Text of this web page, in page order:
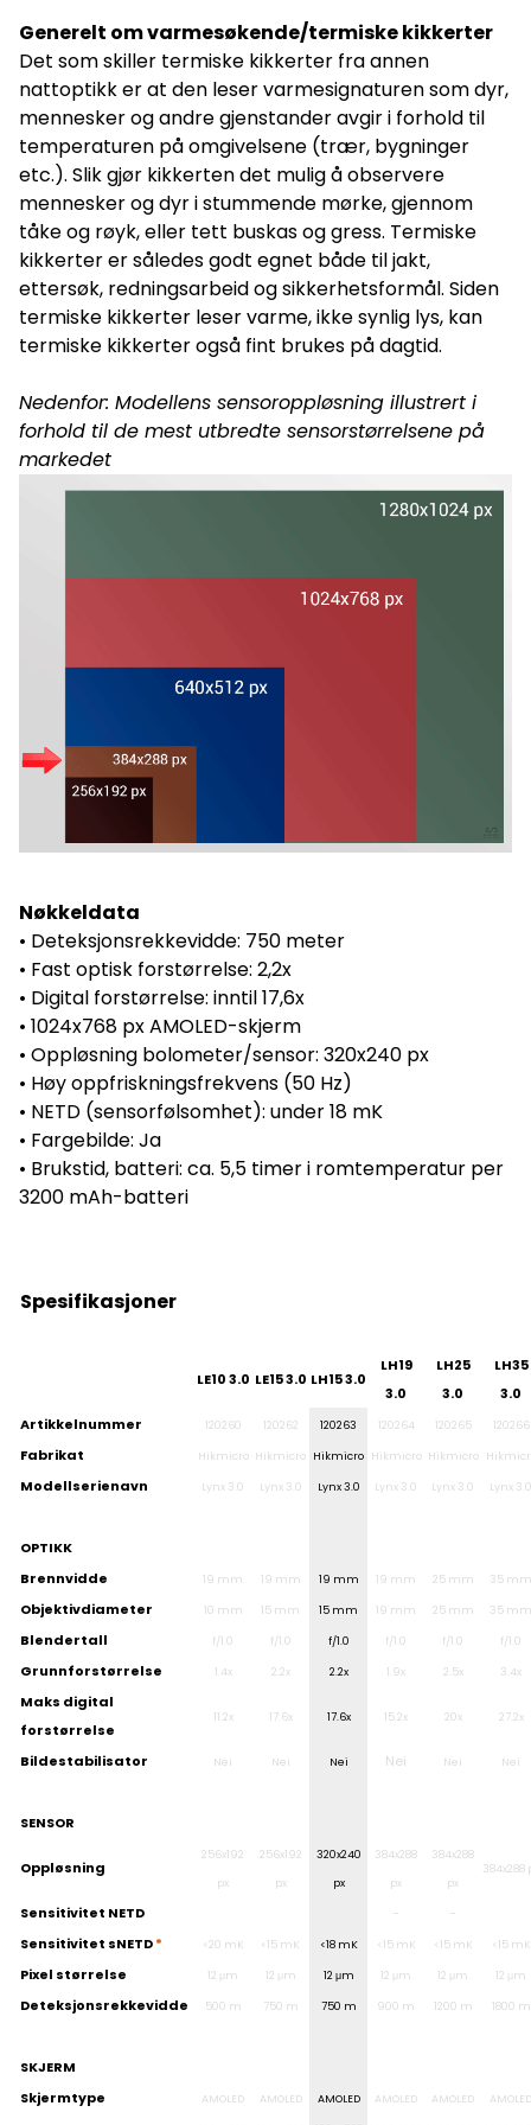
Generelt om varmesøkende/termiske kikkerter
Det som skiller termiske kikkerter fra annen
nattoptikk er at den leser varmesignaturen som dyr,
mennesker og andre gjenstander avgir i forhold til
temperaturen på omgivelsene (trær, bygninger
etc.). Slik gjør kikkerten det mulig å observere
mennesker og dyr i stummende mørke, gjennom
tåke og røyk, eller tett buskas og gress. Termiske
kikkerter er således godt egnet både til jakt,
ettersøk, redningsarbeid og sikkerhetsformål. Siden
termiske kikkerter leser varme, ikke synlig lys, kan
termiske kikkerter også fint brukes på dagtid.
Nedenfor: Modellens sensoroppløsning illustrert i
forhold til de mest utbredte sensorstørrelsene på
markedet
Nøkkeldata
• Deteksjonsrekkevidde: 750 meter
• Fast optisk forstørrelse: 2,2x
• Digital forstørrelse: inntil 17,6x
• 1024x768 px AMOLED-skjerm
• Oppløsning bolometer/sensor: 320x240 px
• Høy oppfriskningsfrekvens (50 Hz)
• NETD (sensorfølsomhet): under 18 mK
• Fargebilde: Ja
• Brukstid, batteri: ca. 5,5 timer i romtemperatur per
3200 mAh-batteri
Spesifikasjoner
LE10 3.0 LE15 3.0 LH15 3.0
LH19
3.0
LH25
3.0
LH35
3.0
Artikkelnummer
120260 120262 120263 120264 120265 120266
Fabrikat Hikmicro Hikmicro Hikmicro Hikmicro Hikmicro
Modellserienavn Lynx 3.0 Lynx 3.0 Lynx 3.0 Lynx 3.0 Lynx 3.0 Lynx 3.0
OPTIKK
Brennvidde
19 mm 19 mm 19 mm 19 mm 25 mm 35 mm
Objektivdiameter 10 mm 15 mm 15 mm 19 mm 25 mm 35 mm
Blendertall f/1.0 f/1.0 f/1.0 f/1.0 f/1.0 f/1.0
Grunnforstørrelse 1.4x 2.2x 2.2x 1.9x 2.5x 3.4x
Maks digital
forstørrelse
11.2x 17.6x 17.6x 15.2x 20x 27.2x
Bildestabilisator Nei Nei Nei Nei Nei Nei
SENSOR
Oppløsning
256x192
px
256x192
px
320x240
px
384x288
px
384x288
px
384x288
Sensitivitet NETD – –
Sensitivitet sNETD* <20 mK <15 mK <18 mK <15 mK <15 mK <15 mK
Pixel størrelse 12 μm 12 μm 12 μm 12 μm 12 μm 12 μm
Deteksjonsrekkevidde 500 m 750 m 750 m 900 m 1200 m 1800 m
SKJERM
Skjermtype
AMOLED AMOLED AMOLED AMOLED AMOLED AMOLED